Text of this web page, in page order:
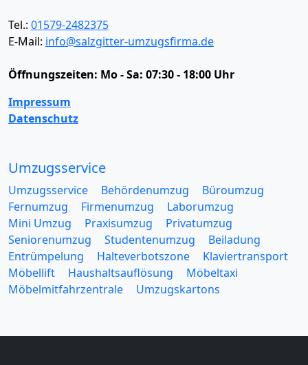
Tel.: 01579-2482375
E-Mail: info@salzgitter-umzugsfirma.de
Öffnungszeiten: Mo - Sa: 07:30 - 18:00 Uhr
Impressum
Datenschutz
Umzugsservice
Umzugsservice Behördenumzug
Büroumzug
Fernumzug
Firmenumzug
Laborumzug
Mini Umzug
Praxisumzug
Privatumzug
Seniorenumzug
Studentenumzug
Beiladung
Entrümpelung
Halteverbotszone
Klaviertransport
Möbellift
Haushaltsauflösung
Möbeltaxi
Möbelmitfahrzentrale
Umzugskartons